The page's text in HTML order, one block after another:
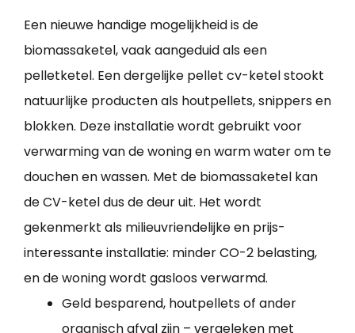
Een nieuwe handige mogelijkheid is de
biomassaketel, vaak aangeduid als een
pelletketel. Een dergelijke pellet cv-ketel stookt
natuurlijke producten als houtpellets, snippers en
blokken. Deze installatie wordt gebruikt voor
verwarming van de woning en warm water om te
douchen en wassen. Met de biomassaketel kan
de CV-ketel dus de deur uit. Het wordt
gekenmerkt als milieuvriendelijke en prijs-
interessante installatie: minder CO-2 belasting,
en de woning wordt gasloos verwarmd.
Geld besparend, houtpellets of ander
organisch afval zijn – vergeleken met